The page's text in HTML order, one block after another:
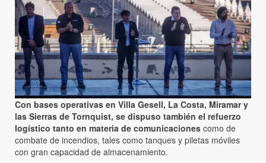
Con bases operativas en Villa Gesell, La Costa, Miramar y
las Sierras de Tornquist, se dispuso también el refuerzo
logístico tanto en materia de comunicaciones como de
combate de incendios, tales como tanques y piletas móviles
con gran capacidad de almacenamiento.